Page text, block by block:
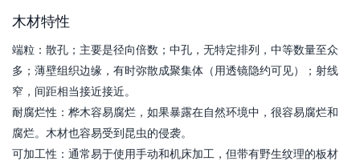
木材特性
端粒：散孔；主要是径向倍数；中孔，无特定排列，中等数量至众
多；薄壁组织边缘，有时弥散成聚集体（用透镜隐约可见）；射线
窄，间距相当接近接近。
耐腐烂性：桦木容易腐烂，如果暴露在自然环境中，很容易腐烂和
腐烂。木材也容易受到昆虫的侵袭。
可加工性：通常易于使用手动和机床加工，但带有野生纹理的板材